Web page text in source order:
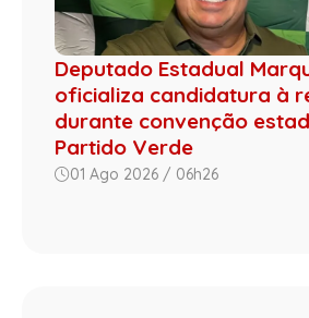
Deputado Estadual
oficializa candidatura à
durante convenção
Partido Verde
01 Ago 2026 / 06h26